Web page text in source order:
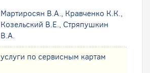
Мартиросян В.А., Кравченко К.К.,
Козельский В.Е., Стряпушкин
В.А.
услуги по сервисным картам